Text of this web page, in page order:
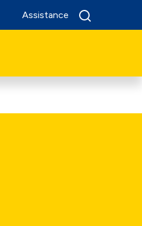
Assistance